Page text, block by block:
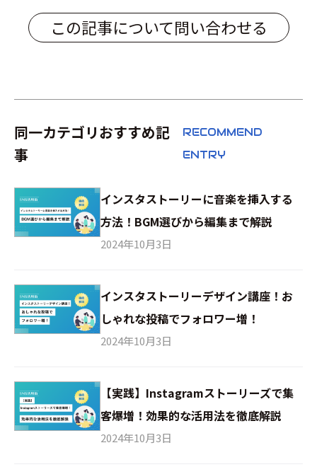
この記事について問い合わせる
同一カテゴリおすすめ記
事
RECOMMEND
ENTRY
インスタストーリーに音楽を挿入する
方法！BGM選びから編集まで解説
2024年10月3日
インスタストーリーデザイン講座！お
しゃれな投稿でフォロワー増！
2024年10月3日
【実践】Instagramストーリーズで集
客爆増！効果的な活用法を徹底解説
2024年10月3日